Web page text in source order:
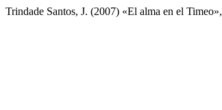
Trindade Santos, J. (2007) «El alma en el Timeo»,